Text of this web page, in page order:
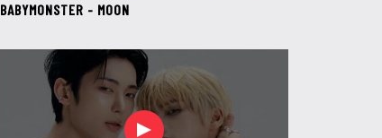
BABYMONSTER - MOON